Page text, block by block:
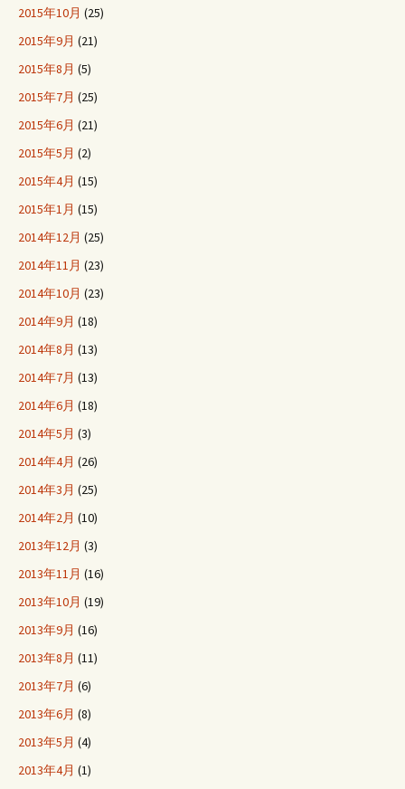
2015年10月 (25)
2015年9月 (21)
2015年8月 (5)
2015年7月 (25)
2015年6月 (21)
2015年5月 (2)
2015年4月 (15)
2015年1月 (15)
2014年12月 (25)
2014年11月 (23)
2014年10月 (23)
2014年9月 (18)
2014年8月 (13)
2014年7月 (13)
2014年6月 (18)
2014年5月 (3)
2014年4月 (26)
2014年3月 (25)
2014年2月 (10)
2013年12月 (3)
2013年11月 (16)
2013年10月 (19)
2013年9月 (16)
2013年8月 (11)
2013年7月 (6)
2013年6月 (8)
2013年5月 (4)
2013年4月 (1)